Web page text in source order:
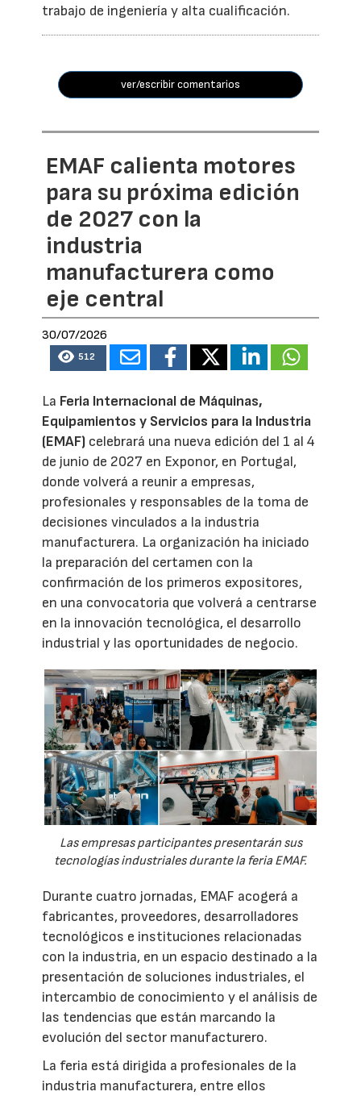
trabajo de ingeniería y alta cualificación.
ver/escribir comentarios
EMAF calienta motores
para su próxima edición
de 2027 con la
industria
manufacturera como
eje central
30/07/2026
512
La Feria Internacional de Máquinas,
Equipamientos y Servicios para la Industria
(EMAF) celebrará una nueva edición del 1 al 4
de junio de 2027 en Exponor, en Portugal,
donde volverá a reunir a empresas,
profesionales y responsables de la toma de
decisiones vinculados a la industria
manufacturera. La organización ha iniciado
la preparación del certamen con la
confirmación de los primeros expositores,
en una convocatoria que volverá a centrarse
en la innovación tecnológica, el desarrollo
industrial y las oportunidades de negocio.
Las empresas participantes presentarán sus
tecnologías industriales durante la feria EMAF.
Durante cuatro jornadas, EMAF acogerá a
fabricantes, proveedores, desarrolladores
tecnológicos e instituciones relacionadas
con la industria, en un espacio destinado a la
presentación de soluciones industriales, el
intercambio de conocimiento y el análisis de
las tendencias que están marcando la
evolución del sector manufacturero.
La feria está dirigida a profesionales de la
industria manufacturera, entre ellos